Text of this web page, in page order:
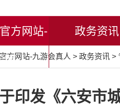
方网站-
真人
政务资讯
方网站-九游会真人 > 政务资讯 >
印发《六安市